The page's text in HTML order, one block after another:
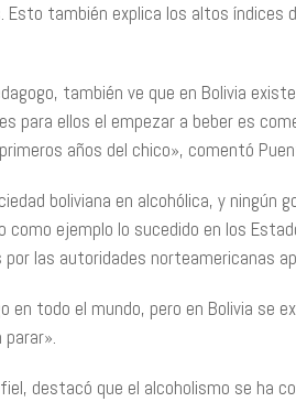
Esto también explica los altos índices
también ve que en Bolivia
para ellos el empezar a beber es
años del chico», comentó
boliviana en alcohólica, y ningún
ejemplo lo sucedido en los
las autoridades norteamericanas
todo el mundo, pero en Bolivia se
destacó que el alcoholismo se ha